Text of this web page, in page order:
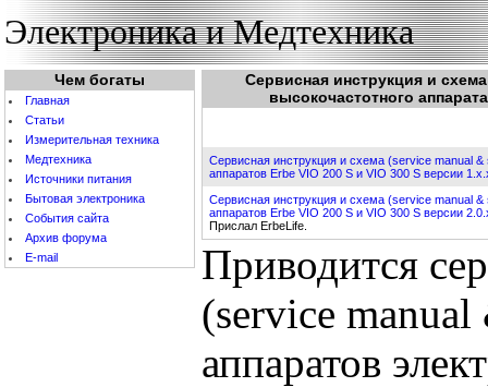
Электроника и Медтехника
Чем богаты
Главная
Статьи
Измерительная техника
Медтехника
Источники питания
Бытовая электроника
События cайта
Архив форума
E-mail
Cервисная инструкция и
высокочастотного
Cервисная инструкция и схема (service manual
аппаратов Erbe VIO 200 S и VIO 300 S версии
Cервисная инструкция и схема (service manual
аппаратов Erbe VIO 200 S и VIO 300 S версии
Прислал ErbeLife.
Приводится
(service
аппаратов